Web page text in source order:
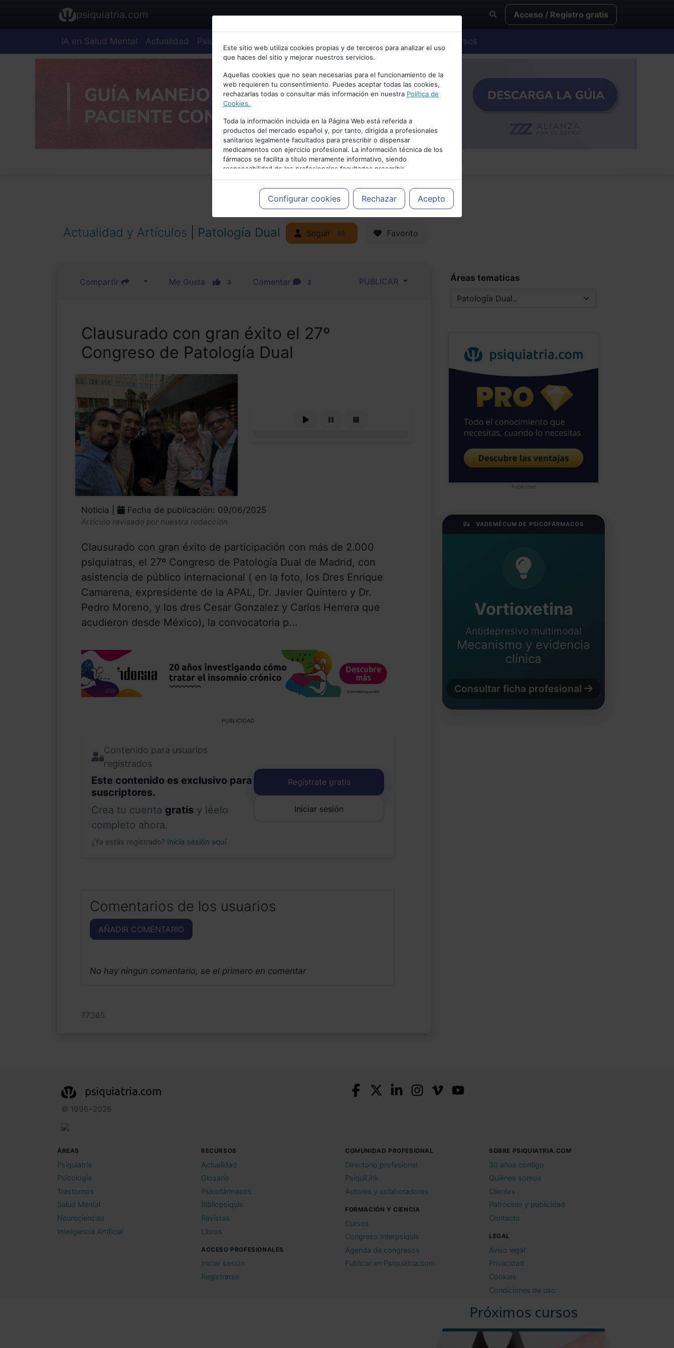
Bienvenid@ a psiquiatria.com
Escribe tu Email
Accede o regístrate con tu email.
Cancelar
psiquiatria.com Acceso / Registro gratis
IA en Salud Mental Actualidad Psiquiatría Cursos
Este sitio web utiliza cookies propias y de terceros para analizar el uso
que haces del sitio y mejorar nuestros servicios.
Aquellas cookies que no sean necesarias para el funcionamiento de la
web requieren tu consentimiento. Puedes aceptar todas las cookies,
rechazarlas todas o consultar más información en nuestra Política de
Cookies.
Toda la información incluida en la Página Web está referida a
productos del mercado español y, por tanto, dirigida a profesionales
sanitarios legalmente facultados para prescribir o dispensar
medicamentos con ejercicio profesional. La información técnica de los
fármacos se facilita a título meramente informativo, siendo
responsabilidad de los profesionales facultados prescribir
medicamentos y decidir, en cada caso concreto, el tratamiento más
adecuado a las necesidades del paciente.
Configurar cookies Rechazar Acepto
PUBLICIDAD
Actualidad y Artículos Patología Dual Seguir 83 Favorito
Compartir Me Gusta 3 Comentar 2 PUBLICAR
Clausurado con gran éxito el 27º
Congreso de Patología Dual
Noticia | Fecha de publicación: 09/06/2025
Artículo revisado por nuestra redacción
Clausurado con gran éxito de participación con más de 2.000
psiquiatras, el 27º Congreso de Patología Dual de Madrid, con
asistencia de público internacional ( en la foto, los Dres Enrique
Camarena, expresidente de la APAL, Dr. Javier Quintero y Dr.
Pedro Moreno, y los dres Cesar Gonzalez y Carlos Herrera que
acudieron desde México), la convocatoria p...
PUBLICIDAD
Contenido para usuarios
registrados
Este contenido es exclusivo para
suscriptores.
Crea tu cuenta gratis y léelo
completo ahora.
¿Ya estás registrado? Inicia sesión aquí .
Regístrate gratis
Iniciar sesión
Comentarios de los usuarios
AÑADIR COMENTARIO
No hay ningun comentario, se el primero en comentar
77365
Áreas tematicas
Publicidad
VADEMÉCUM DE PSICOFÁRMACOS
Vortioxetina
Antidepresivo multimodal
Mecanismo y evidencia
clínica
Consultar ficha profesional
Próximos cursos
psiquiatria.com
© 1996–2026
ÁREAS
Psiquiatría
Psicología
Trastornos
Salud Mental
Neurociencias
Inteligencia Artificial
RECURSOS
Actualidad
Glosario
Psicofármacos
Bibliopsiquis
Revistas
Libros
ACCESO PROFESIONALES
Iniciar sesión
Registrarse
COMUNIDAD PROFESIONAL
Directorio profesional
PsiquiLink
Autores y colaboradores
FORMACIÓN Y CIENCIA
Cursos
Congreso Interpsiquis
Agenda de congresos
Publicar en Psiquiatria.com
SOBRE PSIQUIATRIA.COM
30 años contigo
Quiénes somos
Clientes
Patrocinio y publicidad
Contacto
LEGAL
Aviso legal
Privacidad
Cookies
Condiciones de uso